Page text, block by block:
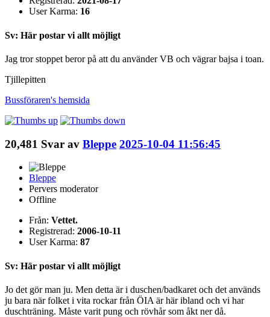
User Karma: 16
Sv: Här postar vi allt möjligt
Jag tror stoppet beror på att du använder VB och vägrar bajsa i toan.
Tjillepitten
Bussföraren's hemsida
20,481 Svar av Bleppe 2025-10-04 11:56:45
Bleppe
Pervers moderator
Offline
Från: Vettet.
Registrerad: 2006-10-11
User Karma: 87
Sv: Här postar vi allt möjligt
Jo det gör man ju. Men detta är i duschen/badkaret och det används
ju bara när folket i vita rockar från ÖIA är här ibland och vi har
duschträning. Måste varit pung och rövhår som åkt ner då.